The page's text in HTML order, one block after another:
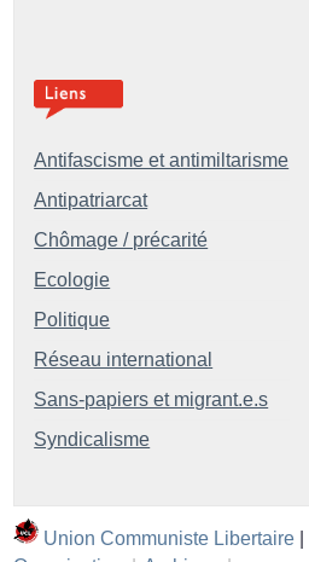
Antifascisme et antimiltarisme
Antipatriarcat
Chômage / précarité
Ecologie
Politique
Réseau international
Sans-papiers et migrant.e.s
Syndicalisme
Union Communiste Libertaire |